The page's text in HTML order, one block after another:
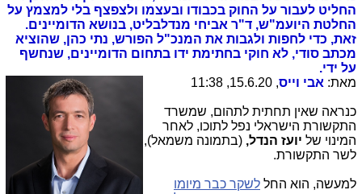
החליט לעבור על החוק בכבודו ובעצמו ולצפצף בלי למצמץ על
החלטת היועמ"ש, ד"ר אביחי מנדלבליט, בנושא הדומיינים.
זאת, כדי לחפות ולגבות את המנכ"ל הפורש, נתי כהן, שהוציא
מכתב סודי, לא חוקי בחתימת ידו בתחום הדומיינים, שנחשף
על ידי.
מאת: אבי וייס, 15.6.20, 11:38
כנראה שאין תחתית לתהום, שמשרד
התקשורת הישראלי נפל לתוכו, לאחר
המינוי של יועז הנדל, (בתמונה משמאל),
לשר התקשורת.
למעשה, הוא החל לשקר כבר מיומו